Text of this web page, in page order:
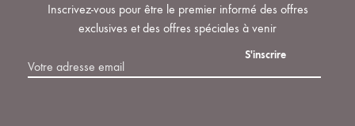
Inscrivez-vous pour être le premier informé des offres
exclusives et des offres spéciales à venir